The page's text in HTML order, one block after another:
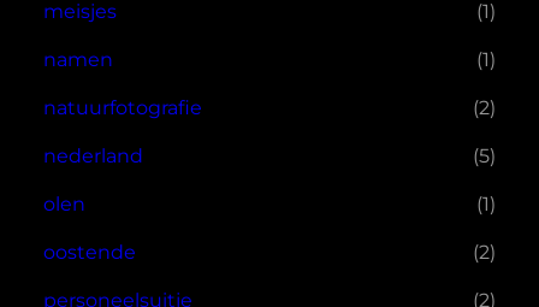
meisjes (1)
namen (1)
natuurfotografie (2)
nederland (5)
olen (1)
oostende (2)
personeelsuitje (2)